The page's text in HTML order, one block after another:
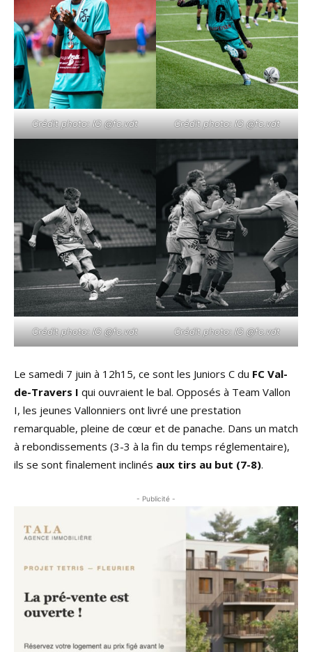
Crédit photo: IG @fc.vdt Crédit photo: IG @fc.vdt
Crédit photo: IG @fc.vdt Crédit photo: IG @fc.vdt
Le samedi 7 juin à 12h15, ce sont les Juniors C du FC Val-
de-Travers I qui ouvraient le bal. Opposés à Team Vallon
I, les jeunes Vallonniers ont livré une prestation
remarquable, pleine de cœur et de panache. Dans un match
à rebondissements (3-3 à la fin du temps réglementaire),
ils se sont finalement inclinés aux tirs au but (7-8).
- Publicité -